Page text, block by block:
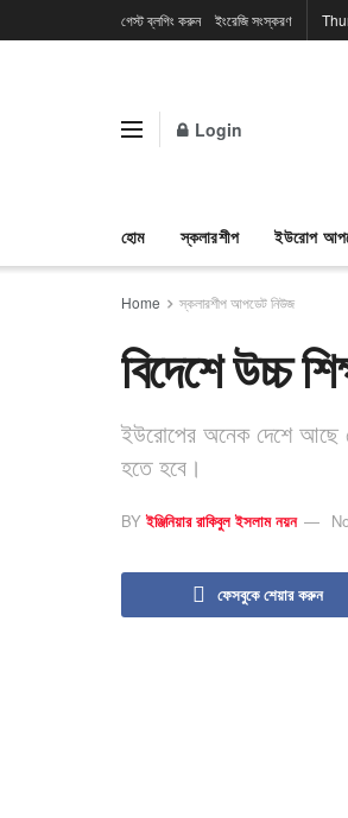
গেস্ট ব্লগিং করুন ইংরেজি সংস্করণ
Login
হোম স্কলারশীপ ইউরোপ
Home স্কলারশীপ আপডেট নিউজ
বিদেশে উচ্চ
ইউরোপের অনেক দেশে আছে
হতে হবে।
BY ইঞ্জিনিয়ার রাকিবুল ইসলাম নয়ন
ফেসবুকে শেয়ার করুন